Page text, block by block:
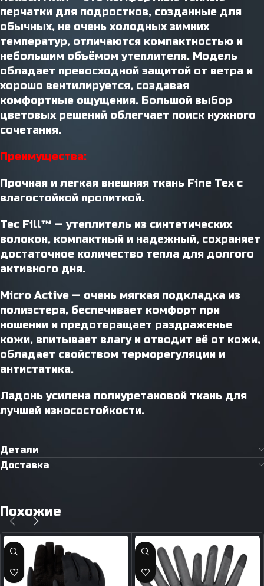
перчатки для подростков, созданные для
обычных, не очень холодных зимних
температур, отличаются компактностью и
небольшим объёмом утеплителя. Модель
обладает превосходной защитой от ветра и
хорошо вентилируется, создавая
комфортные ощущения. Большой выбор
цветовых решений облегчает поиск нужного
сочетания.
Преимущества:
Прочная и легкая внешняя ткань Fine Tex с
влагостойкой пропиткой.
Tec Fill™ — утеплитель из синтетических
волокон, компактный и надежный, сохраняет
достаточное количество тепла для долгого
активного дня.
Micro Active — очень мягкая подкладка из
полиэстера, беспечивает комфорт при
ношении и предотвращает раздраженье
кожи, впитывает влагу и отводит её от кожи,
обладает свойством терморегуляции и
антистатика.
Ладонь усилена полиуретановой ткань для
лучшей износостойкости.
Детали
Доставка
Похожие